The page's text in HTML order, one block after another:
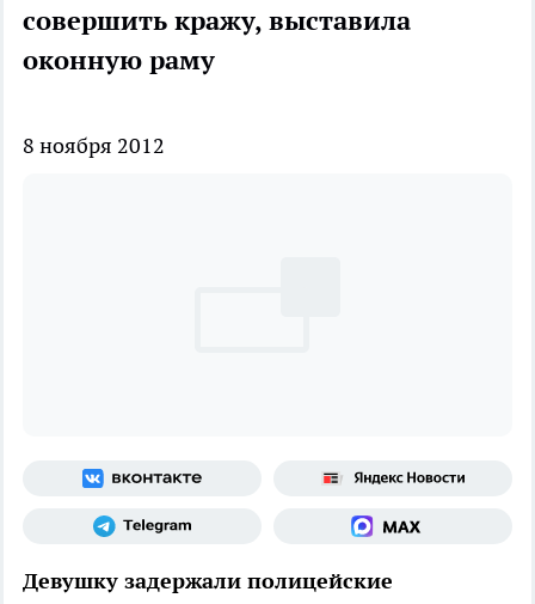
совершить кражу, выставила
оконную раму
8 ноября 2012
Девушку задержали полицейские